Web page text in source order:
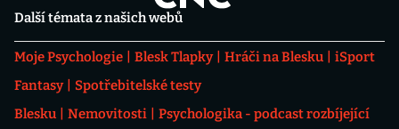
Další témata z našich webů
Moje Psychologie Blesk Tlapky Hráči na Blesku
iSport
Fantasy
Spotřebitelské testy
Blesku
Nemovitosti
Psychologika - podcast rozbíjející